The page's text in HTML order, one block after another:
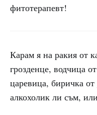
фитотерапевт!
Карам я на ракия от
грозденце, водчица
царевица, биричка
алкохолик ли съм,